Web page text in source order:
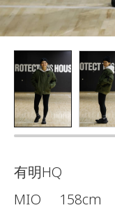
有明HQ
MIO
158cm